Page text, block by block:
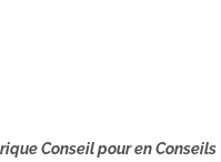
en Conseils